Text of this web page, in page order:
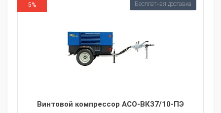
5%
Винтовой компрессор АСО-ВК37/10-ПЭ
Бесплатная доставка